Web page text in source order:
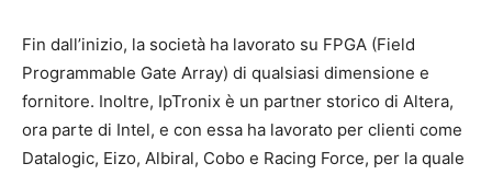
Fin dall’inizio, la società ha lavorato su FPGA (Field
Programmable Gate Array) di qualsiasi dimensione e
fornitore. Inoltre, IpTronix è un partner storico di Altera,
ora parte di Intel, e con essa ha lavorato per clienti come
Datalogic, Eizo, Albiral, Cobo e Racing Force, per la quale